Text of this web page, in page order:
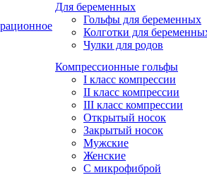
Для беременных
Гольфы для беременных
Колготки для
Чулки для родов
Компрессионные гольфы
I класс компрессии
II класс компрессии
III класс компрессии
Открытый носок
Закрытый носок
Мужские
Женские
С микрофиброй